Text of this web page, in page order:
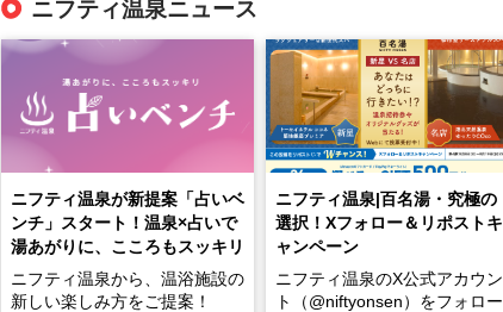
ニフティ温泉ニュース
ニフティ温泉が新提案「占いベ
ンチ」スタート！温泉×占いで
湯あがりに、こころもスッキリ
ニフティ温泉から、温浴施設の
新しい楽しみ方をご提案！
ニフティ温泉|百名湯・究極の
選択！Xフォロー＆リポストキ
ャンペーン
ニフティ温泉のX公式アカウン
ト（@niftyonsen）をフォロー